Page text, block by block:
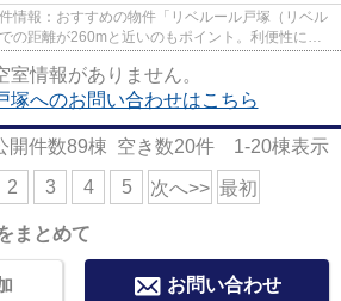
情報：おすすめの物件「リベルール戸塚（リベル
の距離が260mと近いのもポイント。利便性に優
室情報がありません。
塚へのお問い合わせはこちら
開件数89棟 空き数20件 1-20棟表示
2 3 4 5 次へ>> 最初
まとめて
お問い合わせ